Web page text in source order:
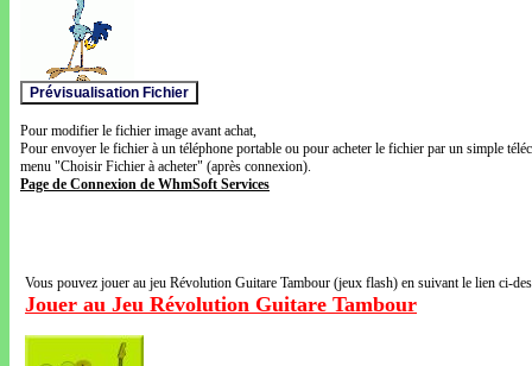
Pour modifier le fichier image avant achat,
Pour envoyer le fichier à un téléphone portable ou pour acheter le fichier par un simple
menu "Choisir Fichier à acheter" (après connexion).
Page de Connexion de WhmSoft Services
Vous pouvez jouer au jeu Révolution Guitare Tambour (jeux flash) en suivant le lien ci-
Jouer au Jeu Révolution Guitare Tambour